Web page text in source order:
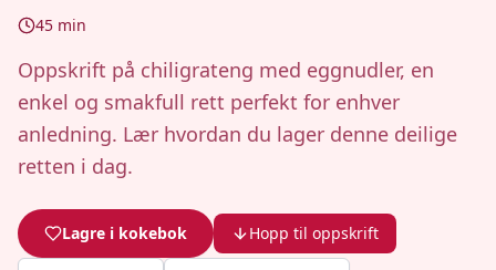
45 min
Oppskrift på chiligrateng med eggnudler, en
enkel og smakfull rett perfekt for enhver
anledning. Lær hvordan du lager denne deilige
retten i dag.
Lagre i kokebok Hopp til oppskrift